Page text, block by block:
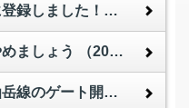
しました！！ （2026
ましょう （2026年06月22日 ）
月13日から）のお知らせ